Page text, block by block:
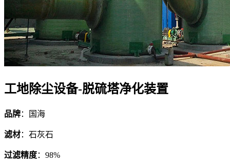
工地除尘设备-脱硫塔净化装置
品牌：国海
滤材：石灰石
过滤精度：98%